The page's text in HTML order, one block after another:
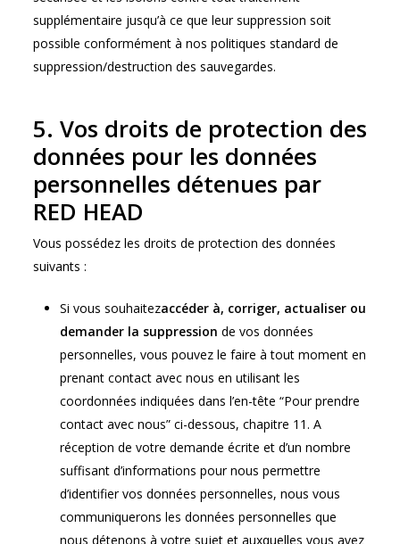
supplémentaire jusqu’à ce que leur suppression soit
possible conformément à nos politiques standard de
suppression/destruction des sauvegardes.
5. Vos droits de protection des
données pour les données
personnelles détenues par
RED HEAD
Vous possédez les droits de protection des données
suivants :
Si vous souhaitezaccéder à, corriger, actualiser ou
demander la suppression de vos données
personnelles, vous pouvez le faire à tout moment en
prenant contact avec nous en utilisant les
coordonnées indiquées dans l’en-tête “Pour prendre
contact avec nous” ci-dessous, chapitre 11. A
réception de votre demande écrite et d’un nombre
suffisant d’informations pour nous permettre
d’identifier vos données personnelles, nous vous
communiquerons les données personnelles que
nous détenons à votre sujet et auxquelles vous avez